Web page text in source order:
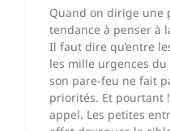
Quand on dirige une
tendance à penser à
Il faut dire qu’entre
les mille urgences
son pare-feu ne fait
priorités. Et pourtant
appel. Les petites